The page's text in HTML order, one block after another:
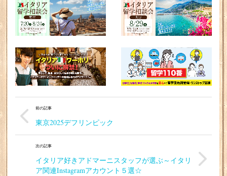
前の記事
東京2025デフリンピック
次の記事
イタリア好きアドマーニスタッフが選ぶ～イタリ
ア関連Instagramアカウント５選☆